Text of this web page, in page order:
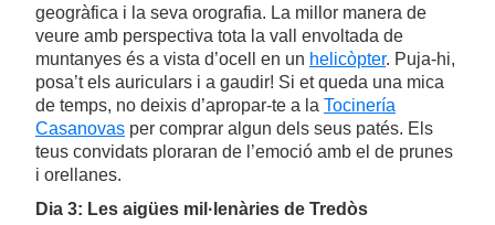
geogràfica i la seva orografia. La millor manera de
veure amb perspectiva tota la vall envoltada de
muntanyes és a vista d’ocell en un helicòpter. Puja-hi,
posa’t els auriculars i a gaudir! Si et queda una mica
de temps, no deixis d’apropar-te a la Tocinería
Casanovas per comprar algun dels seus patés. Els
teus convidats ploraran de l’emoció amb el de prunes
i orellanes.
Dia 3: Les aigües mil·lenàries de Tredòs